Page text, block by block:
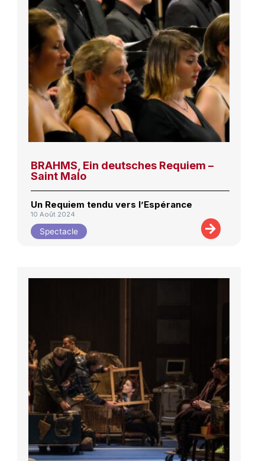
BRAHMS, Ein deutsches Requiem –
Saint Malo
Un Requiem tendu vers l’Espérance
10 Août 2024
Spectacle